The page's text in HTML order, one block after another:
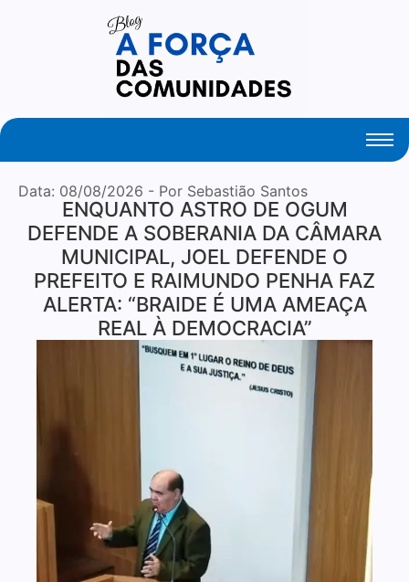
Your Daily Source of Fresh Articles
Data: 08/08/2026 - Por Sebastião Santos
ENQUANTO ASTRO DE OGUM
DEFENDE A SOBERANIA DA CÂMARA
MUNICIPAL, JOEL DEFENDE O
PREFEITO E RAIMUNDO PENHA FAZ
ALERTA: “BRAIDE É UMA AMEAÇA
REAL À DEMOCRACIA”